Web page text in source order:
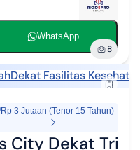
WhatsApp
8
Dekat Fasilitas
Rp 3 Jutaan (Tenor 15 Tahun)
City Dekat